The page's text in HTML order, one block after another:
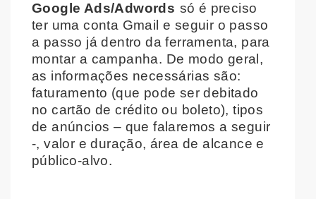
Google Ads/Adwords só é preciso
ter uma conta Gmail e seguir o passo
a passo já dentro da ferramenta, para
montar a campanha. De modo geral,
as informações necessárias são:
faturamento (que pode ser debitado
no cartão de crédito ou boleto), tipos
de anúncios – que falaremos a seguir
-, valor e duração, área de alcance e
público-alvo.